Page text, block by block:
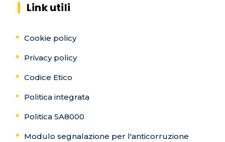
Link utili
Cookie policy
Privacy policy
Codice Etico
Politica integrata
Politica SA8000
Modulo segnalazione per l'anticorruzione